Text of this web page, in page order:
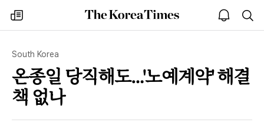
my
times
The
Korea
open
notice
South Korea
온종일 당직해도…'노예계약' 해결
책 없나